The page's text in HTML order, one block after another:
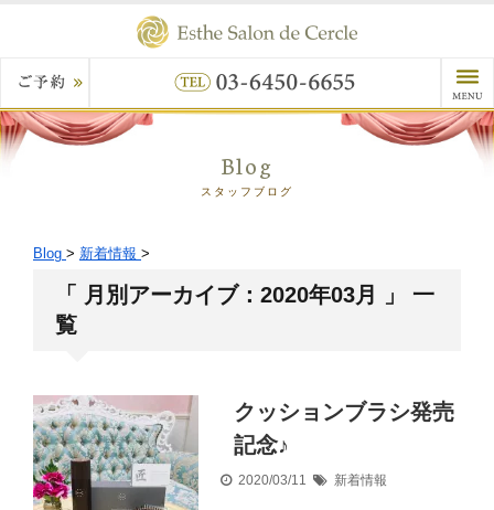
Blog
スタッフブログ
Blog > 新着情報 >
「 月別アーカイブ：2020年03月 」 一
覧
クッションブラシ発売
記念♪
2020/03/11 新着情報